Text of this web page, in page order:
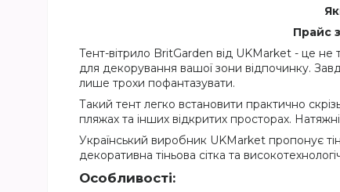
Прайс
Тент-вітрило BritGarden від UKMarket - це не
для декорування вашої зони відпочинку.
лише трохи пофантазувати.
Такий тент легко встановити практично
пляжах та інших відкритих просторах.
Український виробник UKMarket пропонує
декоративна тіньова сітка та
Особливості: